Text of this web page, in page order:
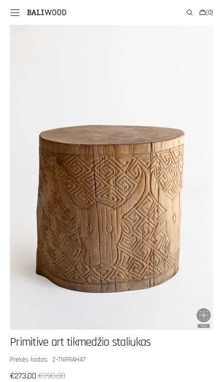
PRIE
Krepšelis
(0)
Primitive art tikmedžio staliukas
SKU:
Prekės kodas: 2-TNPRAH47
€390,00
€273,00